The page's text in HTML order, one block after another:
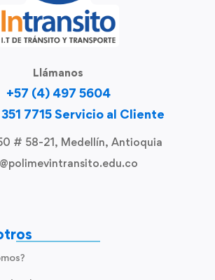
Llámanos
+57 (4) 497 5604
351 7715 Servicio al Cliente
# 58-21, Medellín, Antioquia